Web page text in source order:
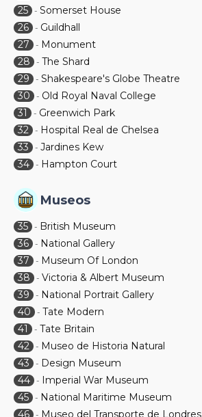
25 - Somerset House
26 - Guildhall
27
- Monument
28
- The Shard
29
- Shakespeare's Globe Theatre
30
- Old Royal Naval College
31
- Greenwich Park
32 - Hospital Real de Chelsea
33
- Jardines Kew
34 - Hampton Court
Museos
35 - British Museum
36 - National Gallery
37
- Museum Of London
38
- Victoria & Albert Museum
39
- National Portrait Gallery
40
- Tate Modern
41
- Tate Britain
42 - Museo de Historia Natural
43
- Design Museum
44 - Imperial War Museum
45 - National Maritime Museum
46 - Museo del Transporte de Londres